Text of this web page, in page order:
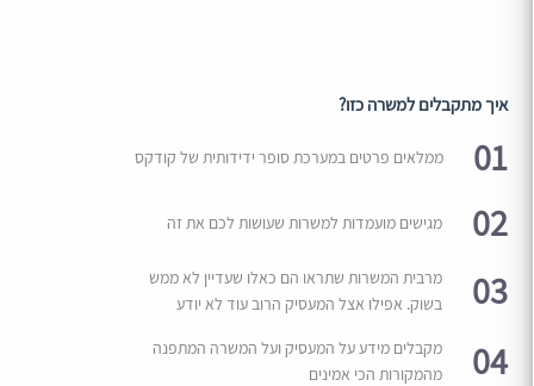
איך מתקבלים למשרה כזו?
01 ממלאים פרטים במערכת סופר ידידותית של קודקס
02 מגישים מועמדות למשרות שעושות לכם את זה
03
מרבית המשרות שתראו הם כאלו שעדיין לא ממש
בשוק. אפילו אצל המעסיק הרוב עוד לא יודע
04
מקבלים מידע על המעסיק ועל המשרה המתפנה
מהמקורות הכי אמינים